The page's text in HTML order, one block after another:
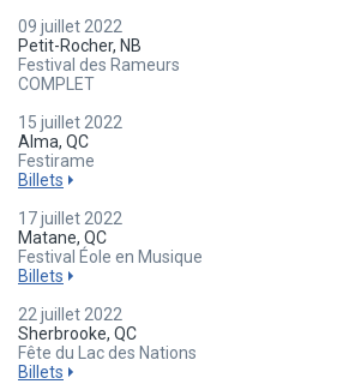
09 juillet 2022
Petit-Rocher, NB
Festival des Rameurs
COMPLET
15 juillet 2022
Alma, QC
Festirame
Billets
17 juillet 2022
Matane, QC
Festival Éole en Musique
Billets
22 juillet 2022
Sherbrooke, QC
Fête du Lac des Nations
Billets